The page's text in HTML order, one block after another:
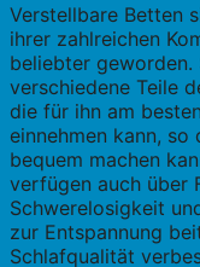
Verstellbare Betten
ihrer zahlreichen
beliebter geworden.
verschiedene Teile
die für ihn am
einnehmen kann,
bequem machen
verfügen auch über
Schwerelosigkeit
zur Entspannung
Schlafqualität